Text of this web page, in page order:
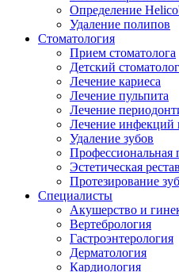
Определение
Удаление полипов
Стоматология
Прием стоматолога
Детский стоматолог
Лечение кариеса
Лечение пульпита
Лечение
Лечение инфекций
Удаление зубов
Профессиональная
Эстетическая
Протезирование
Специалисты
Акушерство и
Вертебрология
Гастроэнтерология
Дерматология
Кардиология